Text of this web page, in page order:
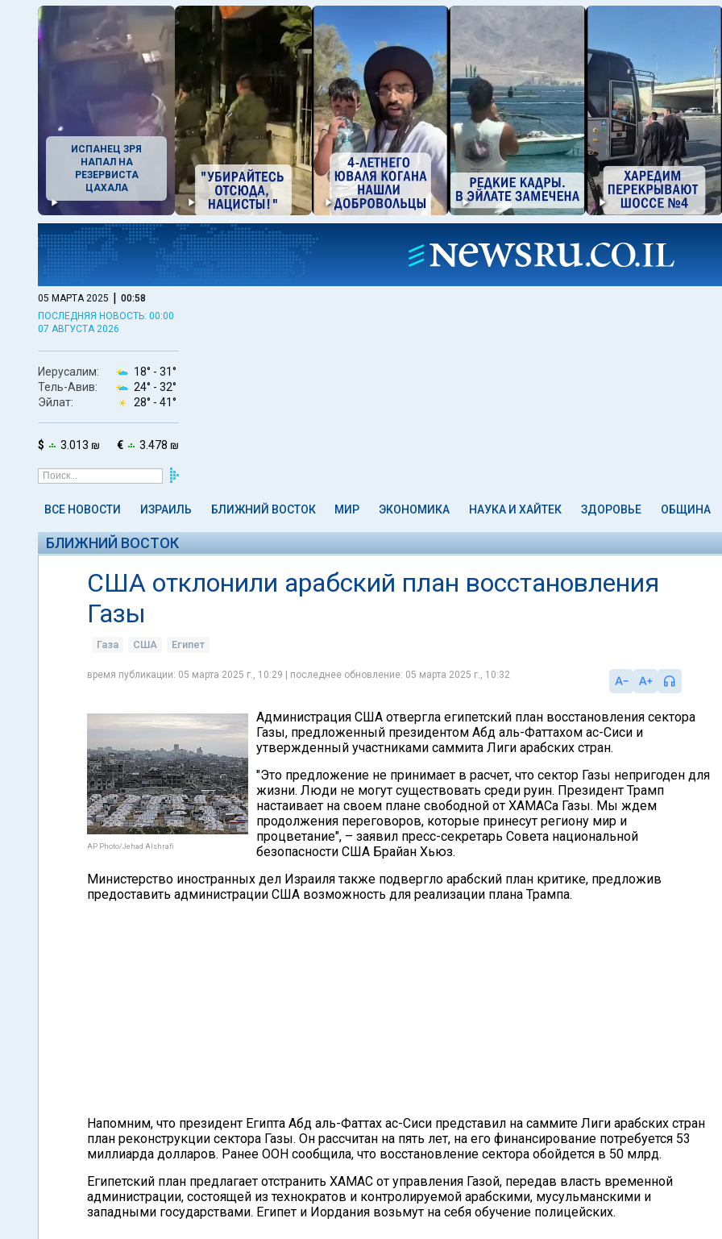
ИСПАНЕЦ ЗРЯ
НАПАЛ НА
РЕЗЕРВИСТА
ЦАХАЛА
05 МАРТА 2025 | 00:59
ПОСЛЕДНЯЯ НОВОСТЬ: 00:00
07 АВГУСТА 2026
Иерусалим: 18° - 31°
Тель-Авив:
24° - 32°
Эйлат:
28° - 41°
$ 3.013 ₪ € 3.478 ₪
ВСЕ НОВОСТИ ИЗРАИЛЬ БЛИЖНИЙ ВОСТОК МИР ЭКОНОМИКА НАУКА И ХАЙТЕК ЗДОРОВЬЕ ОБЩИНА
БЛИЖНИЙ ВОСТОК
США отклонили арабский план восстановления
Газы
Газа США Египет
время публикации: 05 марта 2025 г., 10:29 | последнее обновление: 05 марта 2025 г., 10:32
AP Photo/Jehad Alshrafi
Администрация США отвергла египетский план восстановления сектора
Газы, предложенный президентом Абд аль-Фаттахом ас-Сиси и
утвержденный участниками саммита Лиги арабских стран.
"Это предложение не принимает в расчет, что сектор Газы непригоден для
жизни. Люди не могут существовать среди руин. Президент Трамп
настаивает на своем плане свободной от ХАМАСа Газы. Мы ждем
продолжения переговоров, которые принесут региону мир и
процветание", – заявил пресс-секретарь Совета национальной
безопасности США Брайан Хьюз.
Министерство иностранных дел Израиля также подвергло арабский план критике, предложив
предоставить администрации США возможность для реализации плана Трампа.
Напомним, что президент Египта Абд аль-Фаттах ас-Сиси представил на саммите Лиги арабских стран
план реконструкции сектора Газы. Он рассчитан на пять лет, на его финансирование потребуется 53
миллиарда долларов. Ранее ООН сообщила, что восстановление сектора обойдется в 50 млрд.
Египетский план предлагает отстранить ХАМАС от управления Газой, передав власть временной
администрации, состоящей из технократов и контролируемой арабскими, мусульманскими и
западными государствами. Египет и Иордания возьмут на себя обучение полицейских.